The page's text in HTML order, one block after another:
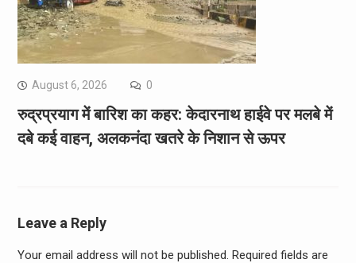
August 6, 2026 0
रुद्रप्रयाग में बारिश का कहर: केदारनाथ हाईवे पर मलबे में
दबे कई वाहन, अलकनंदा खतरे के निशान से ऊपर
Leave a Reply
Your email address will not be published. Required fields are